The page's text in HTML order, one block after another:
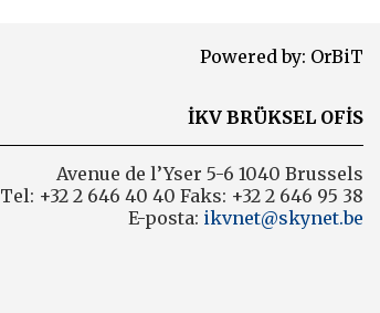
Powered by: OrBiT
İKV BRÜKSEL OFİS
Avenue de l’Yser 5-6 1040 Brussels
Tel: +32 2 646 40 40 Faks: +32 2 646 95 38
E-posta: ikvnet@skynet.be